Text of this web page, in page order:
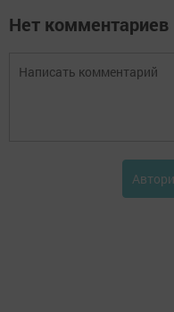
Нет комментариев